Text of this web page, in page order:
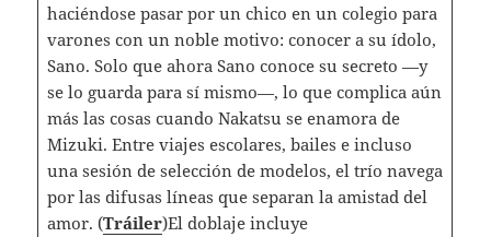
haciéndose pasar por un chico en un colegio para
varones con un noble motivo: conocer a su ídolo,
Sano. Solo que ahora Sano conoce su secreto —y
se lo guarda para sí mismo—, lo que complica aún
más las cosas cuando Nakatsu se enamora de
Mizuki. Entre viajes escolares, bailes e incluso
una sesión de selección de modelos, el trío navega
por las difusas líneas que separan la amistad del
amor. (Tráiler)El doblaje incluye